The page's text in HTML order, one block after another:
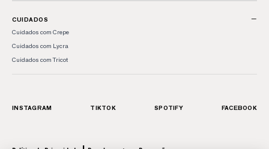
CUIDADOS −
Cuidados com Crepe
Cuidados com Lycra
Cuidados com Tricot
INSTAGRAM TIKTOK SPOTIFY FACEBOOK